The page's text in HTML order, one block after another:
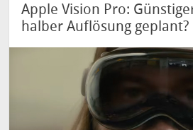
Apple Vision Pro:
halber Auflösung geplant?